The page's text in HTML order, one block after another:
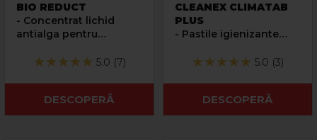
BIO REDUCT
- Concentrat lichid
antialga pentru
pardoseala
5.0 (7)
DESCOPERĂ
CLEANEX CLIMATAB
PLUS
- Pastile igienizante
instalatia de aer5.0 (3)
DESCOPERĂ